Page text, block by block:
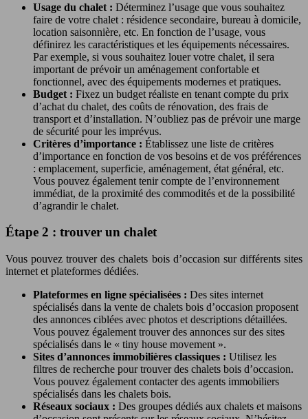
Usage du chalet : Déterminez l’usage que vous souhaitez
faire de votre chalet : résidence secondaire, bureau à domicile,
location saisonnière, etc. En fonction de l’usage, vous
définirez les caractéristiques et les équipements nécessaires.
Par exemple, si vous souhaitez louer votre chalet, il sera
important de prévoir un aménagement confortable et
fonctionnel, avec des équipements modernes et pratiques.
Budget : Fixez un budget réaliste en tenant compte du prix
d’achat du chalet, des coûts de rénovation, des frais de
transport et d’installation. N’oubliez pas de prévoir une marge
de sécurité pour les imprévus.
Critères d’importance : Établissez une liste de critères
d’importance en fonction de vos besoins et de vos préférences
: emplacement, superficie, aménagement, état général, etc.
Vous pouvez également tenir compte de l’environnement
immédiat, de la proximité des commodités et de la possibilité
d’agrandir le chalet.
Étape 2 : trouver un chalet
Vous pouvez trouver des chalets bois d’occasion sur différents sites
internet et plateformes dédiées.
Plateformes en ligne spécialisées : Des sites internet
spécialisés dans la vente de chalets bois d’occasion proposent
des annonces ciblées avec photos et descriptions détaillées.
Vous pouvez également trouver des annonces sur des sites
spécialisés dans le « tiny house movement ».
Sites d’annonces immobilières classiques : Utilisez les
filtres de recherche pour trouver des chalets bois d’occasion.
Vous pouvez également contacter des agents immobiliers
spécialisés dans les chalets bois.
Réseaux sociaux : Des groupes dédiés aux chalets et maisons